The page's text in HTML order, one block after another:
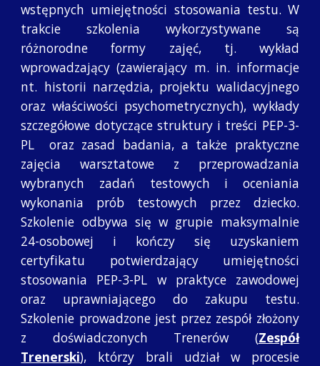
wstępnych umiejętności stosowania testu. W
trakcie szkolenia wykorzystywane są
różnorodne formy zajęć, tj. wykład
wprowadzający (zawierający m. in. informacje
nt. historii narzędzia, projektu walidacyjnego
oraz właściwości psychometrycznych), wykłady
szczegółowe dotyczące struktury i treści PEP-3-
PL oraz zasad badania, a także praktyczne
zajęcia warsztatowe z przeprowadzania
wybranych zadań testowych i oceniania
wykonania prób testowych przez dziecko.
Szkolenie odbywa się w grupie maksymalnie
24-osobowej i kończy się uzyskaniem
certyfikatu potwierdzający umiejętności
stosowania PEP-3-PL w praktyce zawodowej
oraz uprawniającego do zakupu testu.
Szkolenie prowadzone jest przez zespół złożony
z doświadczonych Trenerów (Zespół
Trenerski), którzy brali udział w procesie